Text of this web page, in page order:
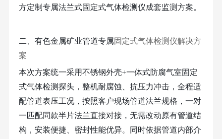
方定制专属法兰式固定式气体检测仪成套监测方案。
二、有色金属矿业管道专属固定式气体检测仪解决方
案
本次方案统一采用不锈钢外壳+一体式防腐气室固定
式气体检测探头，整机耐腐蚀、抗压力冲击，全程适
配管道表压工况，按照客户现场管道法兰规格，一对
一匹配同款半片法兰直接对接，无需改动原有管道结
构，安装便捷、密封性能优异。同时依据管道内部介